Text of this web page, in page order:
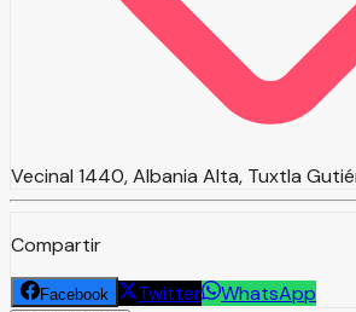
Vecinal 1440, Albania Alta, Tuxtla
Compartir
Facebook Twitter WhatsApp